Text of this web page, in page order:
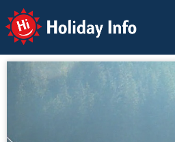
Holiday Info